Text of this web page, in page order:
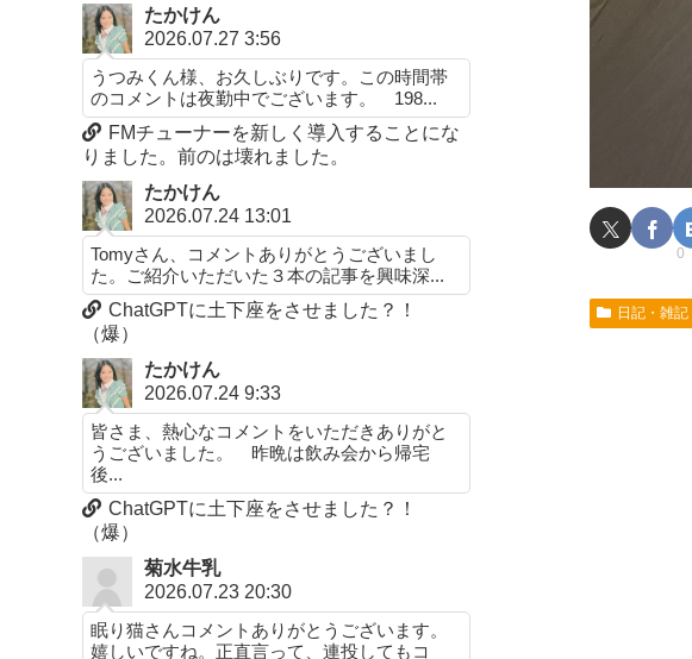
0
日記・雑記
たかけん
2026.07.27 3:56
うつみくん様、お久しぶりです。この時間帯
のコメントは夜勤中でございます。 198...
FMチューナーを新しく導入することにな
りました。前のは壊れました。
たかけん
2026.07.24 13:01
Tomyさん、コメントありがとうございまし
た。ご紹介いただいた３本の記事を興味深...
ChatGPTに土下座をさせました？！
（爆）
たかけん
2026.07.24 9:33
皆さま、熱心なコメントをいただきありがと
うございました。 昨晩は飲み会から帰宅
後...
ChatGPTに土下座をさせました？！
（爆）
菊水牛乳
2026.07.23 20:30
眠り猫さんコメントありがとうございます。
嬉しいですね。正直言って、連投してもコ